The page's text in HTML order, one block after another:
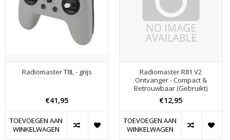
Radiomaster T8L - grijs
€41,95
TOEVOEGEN AAN
WINKELWAGEN
Radiomaster R81 V2
Ontvanger - Compact &
Betrouwbaar (Gebruikt)
€12,95
TOEVOEGEN AAN
WINKELWAGEN